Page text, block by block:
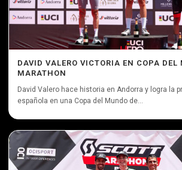
DAVID VALERO VICTORIA EN COPA DEL
MARATHON
David Valero hace historia en Andorra y logra la
española en una Copa del Mundo de...